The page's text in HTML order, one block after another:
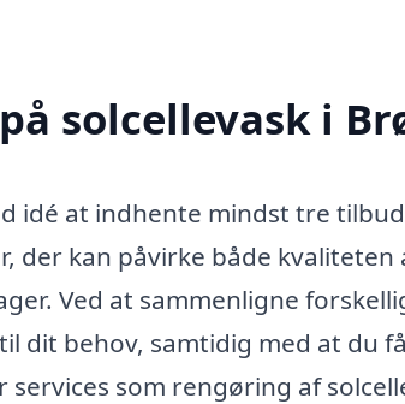
solcellevask i
idé at indhente mindst tre
der kan påvirke både kvaliteten
Ved at sammenligne
dit behov, samtidig med at du
som rengøring af